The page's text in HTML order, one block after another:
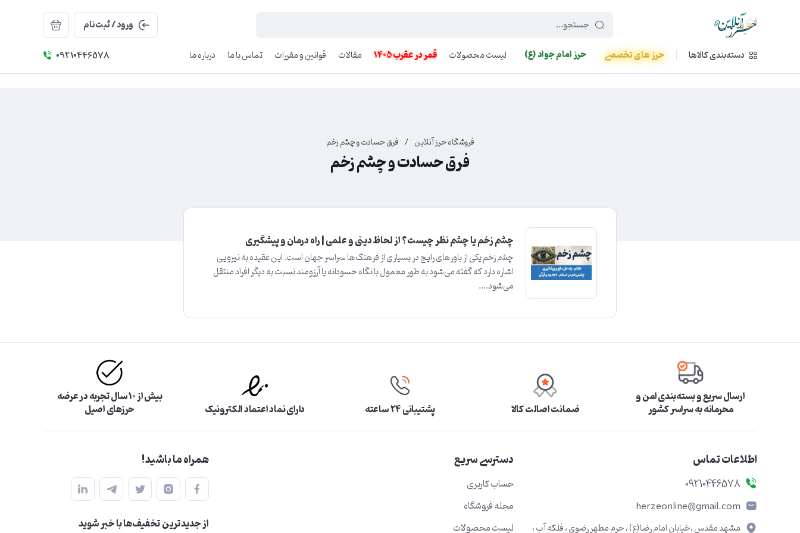
449f43cf-3da2-4422-bb12-2566cb5b8b05
ورود / ثبت‌نام
دسته‌بندی کالاها
حرز های تخصصی حرز امام جواد (ع) لیست محصولات قمر در عقرب 1405 مقالات قوانین و مقررات تماس با ما درباره ما 09210446578
فروشگاه حرز آنلاین / فرق حسادت و چشم زخم
فرق حسادت و چشم زخم
چشم زخم یا چشم نظر چیست؟ از لحاظ دینی و علمی | راه درمان و پیشگیری
چشم زخم یکی از باورهای رایج در بسیاری از فرهنگ‌ها سراسر جهان است. این عقیده به نیرویی
اشاره دارد که گفته می‌شود به طور معمول با نگاه حسودانه یا آرزومند نسبت به دیگر افراد منتقل
می‌شود....
ارسال سریع و بسته‌بندی امن و
محرمانه به سراسر کشور ضمانت اصالت کالا پشتیبانی ۲۴ ساعته دارای نماد اعتماد الکترونیک
بیش از ۱۰ سال تجربه در عرضه
حرزهای اصیل
اطلاعات تماس
09210446578
herzeonline@gmail.com
مشهد مقدس ،خیابان امام رضا(ع) ، حرم مطهر رضوی ، فلکه آب ،
دسترسی سریع
حساب کاربری
مجله فروشگاه
لیست محصولات
همراه ما باشید!
از جدید‌ترین تخفیف‌ها با‌ خبر شوید